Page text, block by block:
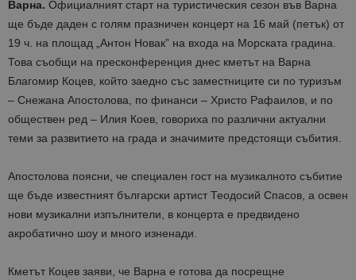
Варна. Официалният старт на туристическия сезон във Варна
ще бъде даден с голям празничен концерт на 16 май (петък) от
19 ч. на площад „Антон Новак” на входа на Морската градина.
Това съобщи на пресконференция днес кметът на Варна
Благомир Коцев, който заедно със заместниците си по туризъм
– Снежана Апостолова, по финанси – Христо Рафаилов, и по
обществен ред – Илия Коев, говориха по различни актуални
теми за развитието на града и значимите предстоящи събития.
Апостолова поясни, че специален гост на музикалното събитие
ще бъде известният български артист Теодосий Спасов, а освен
нови музикални изпълнители, в концерта е предвидено
акробатично шоу и много изненади.
Кметът Коцев заяви, че Варна е готова да посрещне